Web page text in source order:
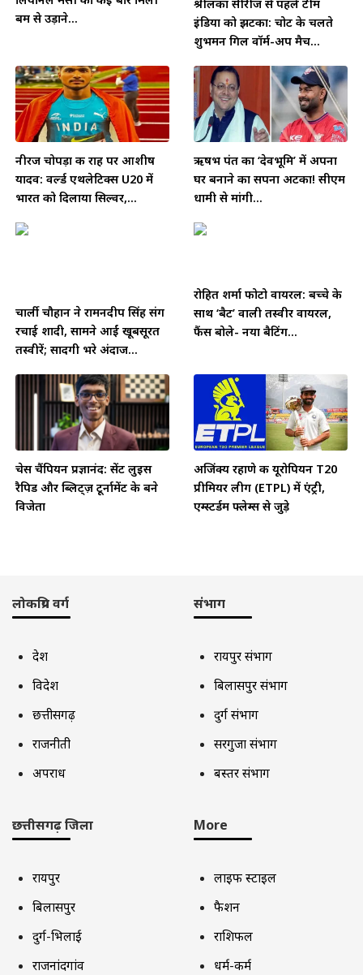
बम से उड़ाने...
श्रीलंका सीरीज से पहले टीम
इंडिया को झटका: चोट के चलते
शुभमन गिल वॉर्म-अप मैच...
नीरज चोपड़ा की राह पर आशीष
यादव: वर्ल्ड एथलेटिक्स U20 में
भारत को दिलाया सिल्वर,...
ऋषभ पंत का ‘देवभूमि’ में अपना
घर बनाने का सपना अटका! सीएम
धामी से मांगी...
चार्ली चौहान ने रामनदीप सिंह संग
रचाई शादी, सामने आईं खूबसूरत
तस्वीरें; सादगी भरे अंदाज...
रोहित शर्मा फोटो वायरल: बच्चे के
साथ ‘बैट’ वाली तस्वीर वायरल,
फैंस बोले- नया बैटिंग...
चेस चैंपियन प्रज्ञानंद: सेंट लुइस
रैपिड और ब्लिट्ज़ टूर्नामेंट के बने
विजेता
अजिंक्य रहाणे की यूरोपियन T20
प्रीमियर लीग (ETPL) में एंट्री,
एम्स्टर्डम फ्लेम्स से जुड़े
लोकप्रिय वर्ग
देश
विदेश
छत्तीसगढ़
राजनीती
अपराध
संभाग
रायपुर संभाग
बिलासपुर संभाग
दुर्ग संभाग
सरगुजा संभाग
बस्तर संभाग
छत्तीसगढ़ जिला
रायपुर
बिलासपुर
दुर्ग-भिलाई
राजनांदगांव
More
लाइफ स्टाइल
फैशन
राशिफल
धर्म-कर्म